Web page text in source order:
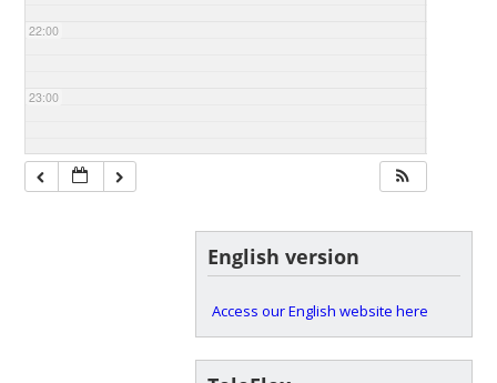
22:00
23:00
English version
Access our English website here